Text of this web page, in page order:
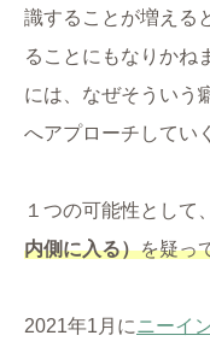
識することが増える
ることにもなりかね
には、なぜそういう
へアプローチしてい
１つの可能性として
内側に入る）を疑っ
2021年1月にニーイ